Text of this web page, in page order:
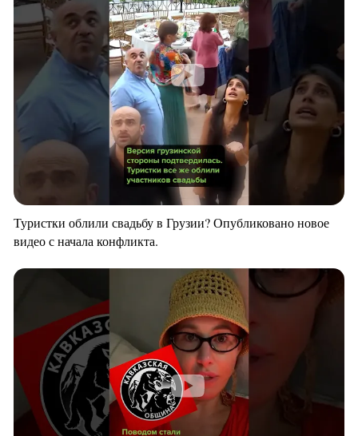
Туристки облили свадьбу в Грузии? Опубликовано новое
видео с начала конфликта.